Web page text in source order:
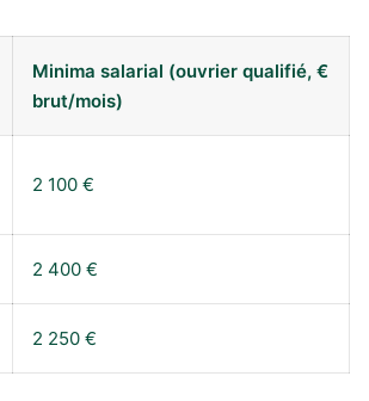
Minima salarial (ouvrier qualifié, €
brut/mois)
2 100 €
2 400 €
2 250 €